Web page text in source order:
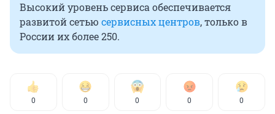
Высокий уровень сервиса обеспечивается
развитой сетью сервисных центров, только в
России их более 250.
0 0 0 0 0